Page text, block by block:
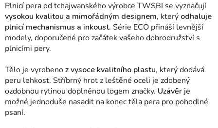
Plnicí pera od tchajwanského výrobce TWSBI se vyznačují
vysokou kvalitou a mimořádným designem, který odhaluje
plnicí mechanismus a inkoust. Série ECO přináší levnější
modely, doporučené pro začátek vašeho dobrodružství s
plnicími pery.
Tělo je vyrobenoz vysoce kvalitního plastu, který dodává
peru lehkost. Stříbrný hrot z leštěné oceli je zdobený
ozdobnou rytinou doplněnou logem značky. Uzávěr je
možné jednoduše nasadit na konec těla pera pro pohodlné
psaní.